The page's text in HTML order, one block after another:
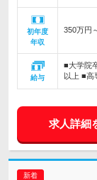
初年度
年収
350万円
給与
■大学院
以上 ■高
求人詳細